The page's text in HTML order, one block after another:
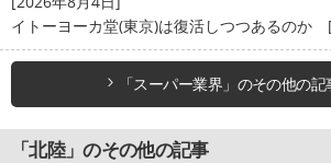
イトーヨーカ堂(東京)は復活しつつあるのか
「スーパー業界」のその他の
「北陸」のその他の記事